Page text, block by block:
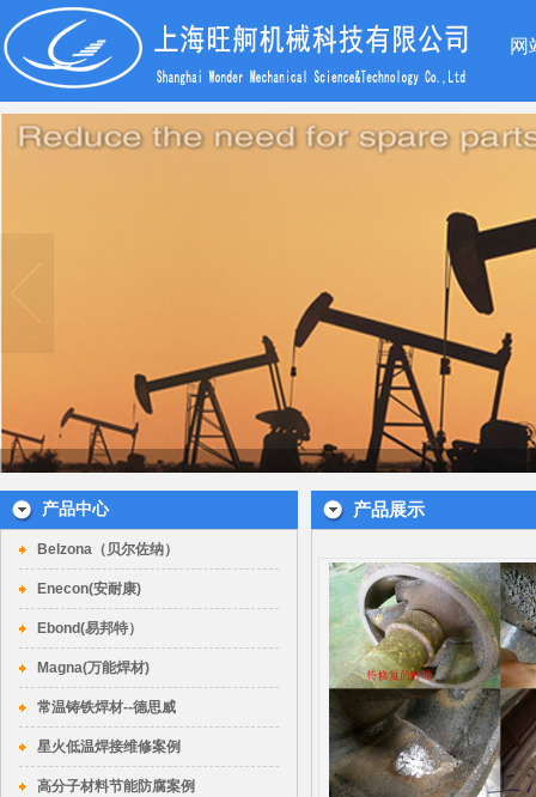
网
产品中心
Belzona（贝尔佐纳）
Enecon(安耐康)
Ebond(易邦特）
Magna(万能焊材)
常温铸铁焊材--德思威
星火低温焊接维修案例
高分子材料节能防腐案例
产品展示